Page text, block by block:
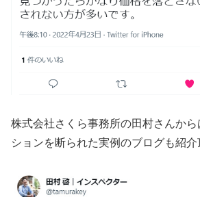
株式会社さくら事務所の田村さんか
ションを断られた実例のブログも紹介